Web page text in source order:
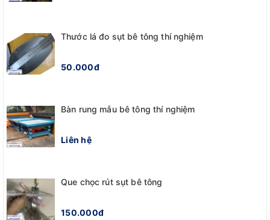
Thước lá đo sụt bê tông thí nghiệm
50.000đ
Bàn rung mẫu bê tông thí nghiệm
Liên hệ
Que chọc rút sụt bê tông
150.000đ